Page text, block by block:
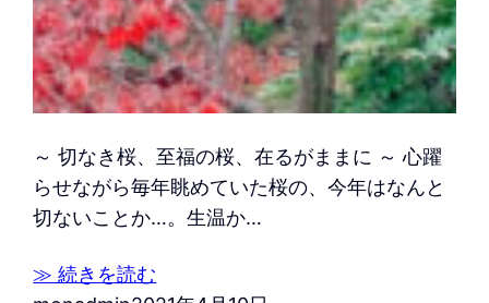
～ 切なき桜、至福の桜、在るがままに ～ 心躍
らせながら毎年眺めていた桜の、今年はなんと
切ないことか…。生温か…
≫ 続きを読む